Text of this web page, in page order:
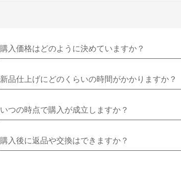
購入価格はどのように決めていますか？
新品仕上げにどのくらいの時間がかかりますか？
いつの時点で購入が成立しますか？
購入後に返品や交換はできますか？